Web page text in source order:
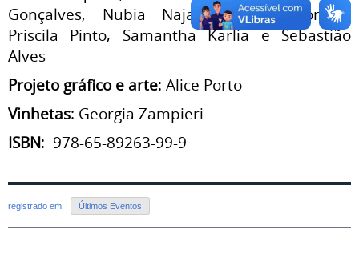
Gonçalves, Nubia Najar, Paulo Simonetti,
Priscila Pinto, Samantha Karlia e Sebastião
Alves
Projeto gráfico e arte: Alice Porto
Vinhetas: Georgia Zampieri
ISBN: 978-65-89263-99-9
registrado em: Últimos Eventos